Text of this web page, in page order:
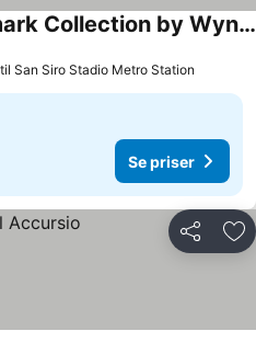
Amedia Milan, Trademark Collection by Wyndham
San Siro Stadio Metro Station
Se priser
Del